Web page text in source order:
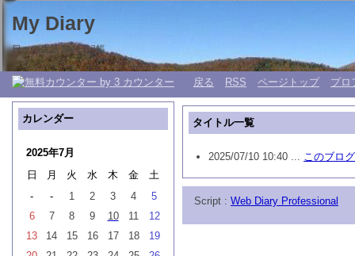
My Diary
日々の生活 My 日記帳。
戻る RSS ページトップ プロ
タイトル一覧
2025/07/10 10:40 ... このブロ
カレンダー
2025年7月
日
月 火 水 木 金
土
-
- 1 2 3 4
5
6
7 8 9 10 11
12
13
14 15 16 17 18
19
Script : Web Diary Professional